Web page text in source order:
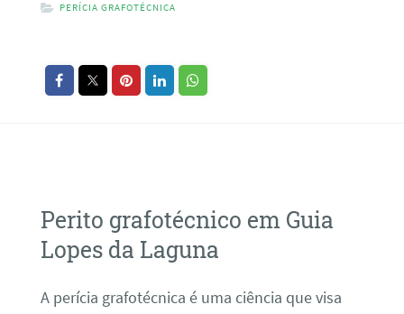
PERÍCIA GRAFOTÉCNICA
Perito grafotécnico em Guia
Lopes da Laguna
A perícia grafotécnica é uma ciência que visa